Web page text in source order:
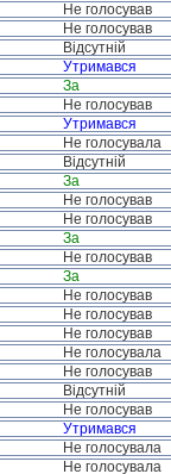
Не голосував
Не голосував
Відсутній
Утримався
За
Не голосував
Утримався
Не голосувала
Відсутній
За
Не голосував
Не голосував
За
Не голосував
За
Не голосував
Не голосував
Не голосував
Не голосувала
Не голосував
Відсутній
Не голосував
Утримався
Не голосувала
Не голосувала